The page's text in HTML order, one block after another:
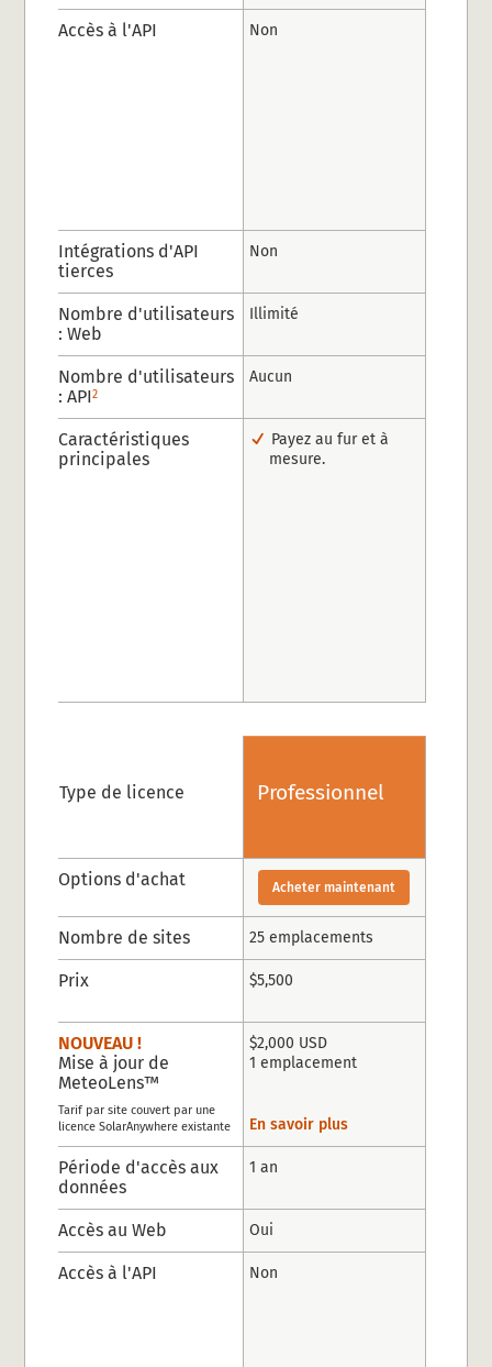
Accès à l'API
Intégrations d'API
tierces
Nombre d'utilisateurs
: Web
Nombre d'utilisateurs
: API2
Caractéristiques
principales
Non
Non
Illimité
Aucun
Payez au fur et à
mesure.
Type de licence
Options d'achat
Nombre de sites
Prix
NOUVEAU !
Mise à jour de
MeteoLens™
Tarif par site couvert par une
licence SolarAnywhere existante
Période d'accès aux
données
Accès au Web
Accès à l'API
Professionnel
Acheter maintenant
25 emplacements
$5,500
$2,000 USD
1 emplacement
En savoir plus
1 an
Oui
Non